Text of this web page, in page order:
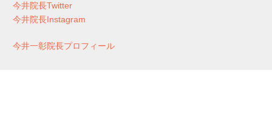
今井院長Twitter
今井院長Instagram
今井一彰院長プロフィール